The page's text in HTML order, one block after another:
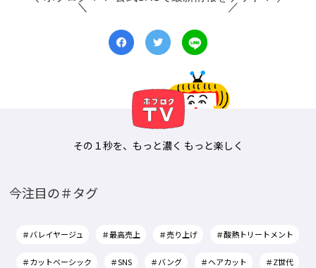
その１秒を、もっと濃く もっと楽しく
今注目の＃タグ
＃バレイヤージュ ＃最高売上 ＃売り上げ ＃酸熱トリートメント
＃カットベーシック ＃SNS ＃バング ＃ヘアカット ＃Z世代